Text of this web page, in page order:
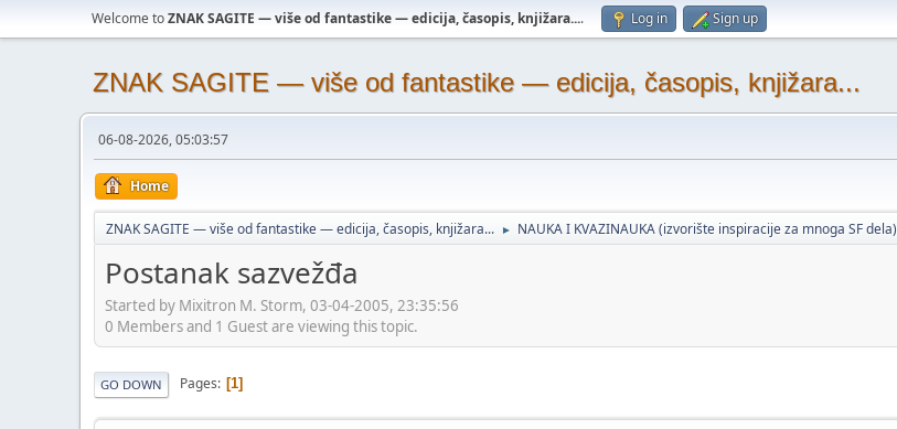
Welcome toZNAK SAGITE — više od fantastike — edicija, časopis, knjižara.... Log in Sign up
ZNAK SAGITE — više od fantastike — edicija, časopis, knjižara...
06-08-2026, 05:03:57
Home
ZNAK SAGITE — više od fantastike — edicija, časopis, knjižara... ► NAUKA I KVAZINAUKA (izvorište inspiracije za mnoga SF dela)
Postanak sazvežđa
Started by Mixitron M. Storm, 03-04-2005, 23:35:56
0 Members and 1 Guest are viewing this topic.
GO DOWN Pages 1